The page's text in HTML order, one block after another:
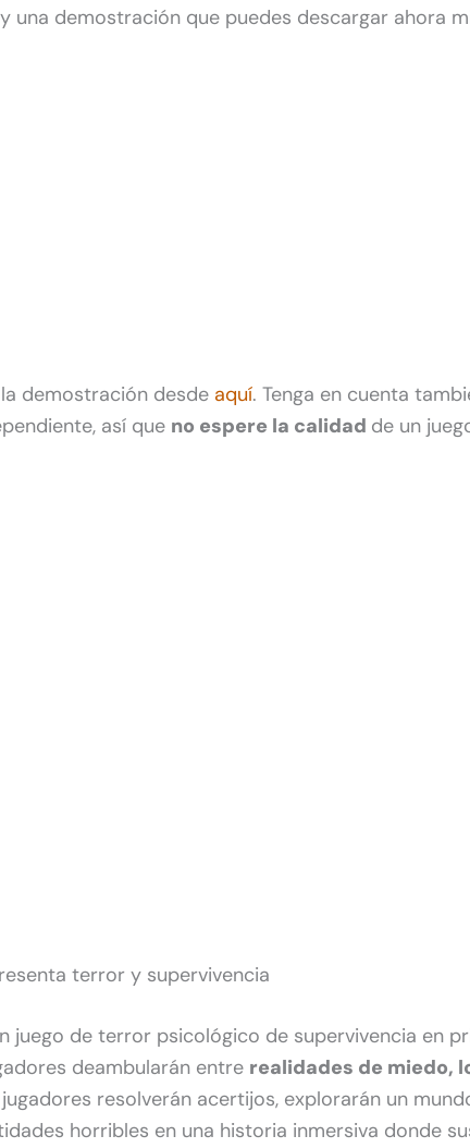
una demostración que puedes descargar ahora
demostración desde aquí. Tenga en cuenta
así que no espere la calidad de un
terror y supervivencia
juego de terror psicológico de supervivencia en
deambularán entre realidades de miedo,
resolverán acertijos, explorarán un
horribles en una historia inmersiva donde